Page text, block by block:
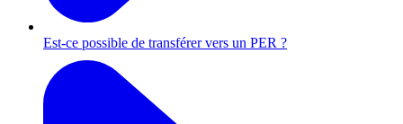
Est-ce possible de transférer vers un PER ?